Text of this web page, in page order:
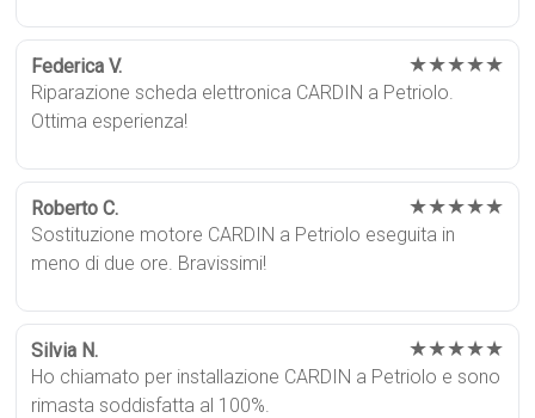
Federica V. ★★★★★
Riparazione scheda elettronica CARDIN a Petriolo.
Ottima esperienza!
Roberto C. ★★★★★
Sostituzione motore CARDIN a Petriolo eseguita in
meno di due ore. Bravissimi!
Silvia N. ★★★★★
Ho chiamato per installazione CARDIN a Petriolo e sono
rimasta soddisfatta al 100%.